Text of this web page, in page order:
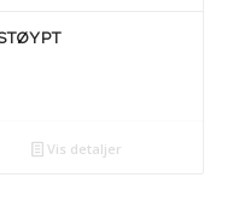
Vis detaljer